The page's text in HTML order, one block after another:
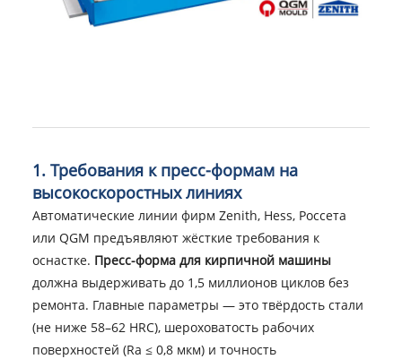
1. Требования к пресс-формам на
высокоскоростных линиях
Автоматические линии фирм Zenith, Hess, Россета
или QGM предъявляют жёсткие требования к
оснастке. Пресс-форма для кирпичной машины
должна выдерживать до 1,5 миллионов циклов без
ремонта. Главные параметры — это твёрдость стали
(не ниже 58–62 HRC), шероховатость рабочих
поверхностей (Ra ≤ 0,8 мкм) и точность